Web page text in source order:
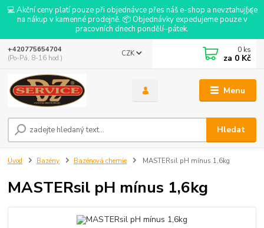
💻 Akční ceny platí pouze při objednávce přes náš e-shop a nevztahují se
na nákup v kamenné prodejně. 📦 Objednávky expedujeme pouze v
pracovních dnech pondělí–pátek.
Menu
CZK
Hledat
+420775654704
(Po-Pá, 8-16 hod.)
0 ks
za 0 Kč
Úvod Bazény Bazénová chemie MASTERsil pH mínus 1,6kg
MASTERsil pH mínus 1,6kg